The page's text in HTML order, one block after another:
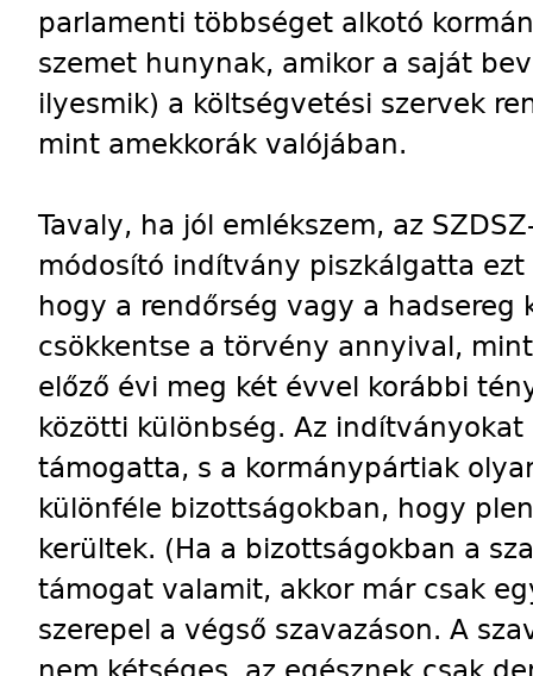
parlamenti többséget alkotó
szemet hunynak, amikor a saját
ilyesmik) a költségvetési szervek
mint amekkorák valójában.
Tavaly, ha jól emlékszem, az
módosító indítvány piszkálgatta
hogy a rendőrség vagy a
csökkentse a törvény annyival,
előző évi meg két évvel korábbi
közötti különbség. Az
támogatta, s a kormánypártiak
különféle bizottságokban, hogy
kerültek. (Ha a bizottságokban a
támogat valamit, akkor már csak
szerepel a végső szavazáson. A